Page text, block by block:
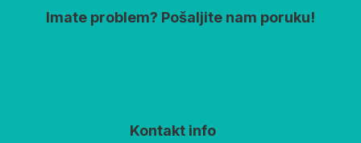
Imate problem? Pošaljite nam poruku!
Kontakt info